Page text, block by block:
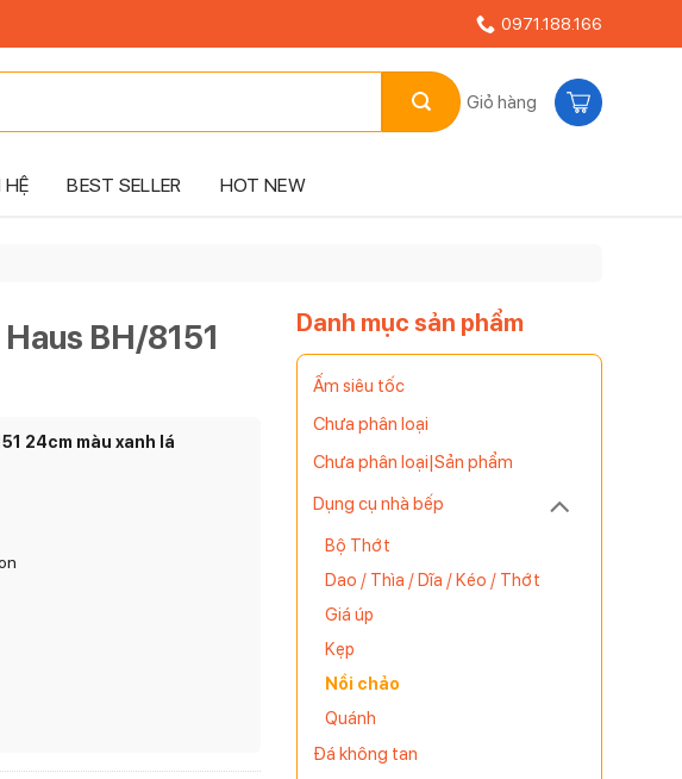
0971.188.166
Giỏ hàng
HỆ BEST SELLER HOT NEW
Danh mục sản phẩm
Ấm siêu tốc
Chưa phân loại
Chưa phân loại|Sản phẩm
Dụng cụ nhà bếp
Bộ Thớt
Dao / Thìa / Dĩa / Kéo / Thớt
Giá úp
Kẹp
Nồi chảo
Quánh
Đá không tan
BH/8151
24cm màu xanh lá